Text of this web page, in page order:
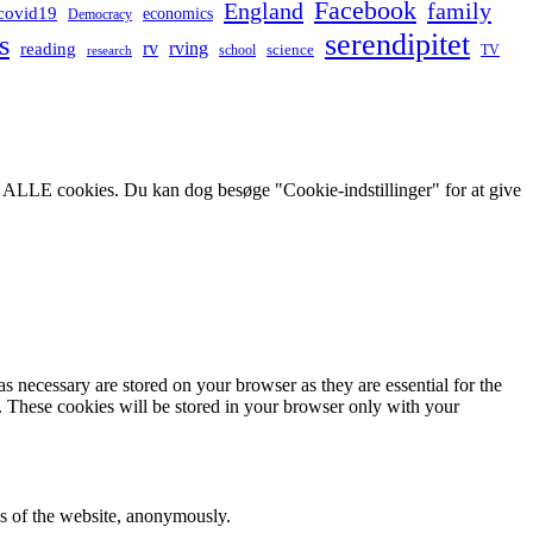
Democracy economics England Facebook family
reading research rv rving school science serendipitet TV
ALLE cookies. Du kan dog besøge "Cookie-indstillinger" for at give
are stored on your browser as they are essential for the
These cookies will be stored in your browser only with your
of the website, anonymously.